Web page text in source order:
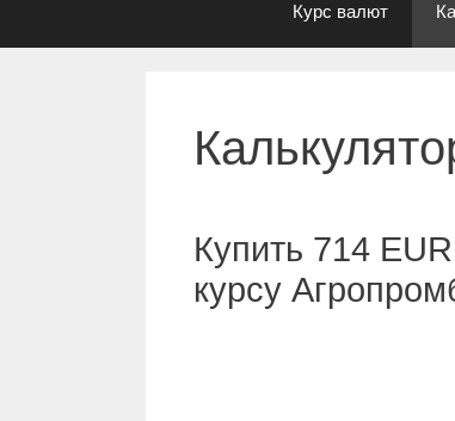
Курс валют
Купить 714
курсу